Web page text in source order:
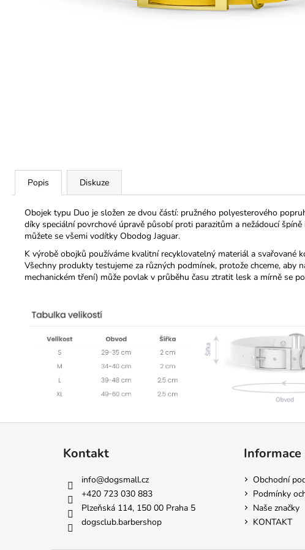
Popis Diskuze
Obojek typu Duo je složen ze dvou částí: pružného polyesterového
díky speciální povrchové úpravě působí proti parazitům a nežádoucí
můžete se všemi vodítky Obodog Jaguar.
K výrobě obojků používáme kvalitní recyklovatelný materiál a svařované
Všechny produkty testujeme za různých podmínek, protože chceme, aby
mechanickém tření) může povlak v průběhu času ztratit lesk a mírně se
Kontakt
info@dogsmall.cz
+420 723 030 883
Plzeňská 114, 150 00 Praha 5
dogsclub.barbershop
Informace
Obchodní
Podmínky
Naše značky
KONTAKT